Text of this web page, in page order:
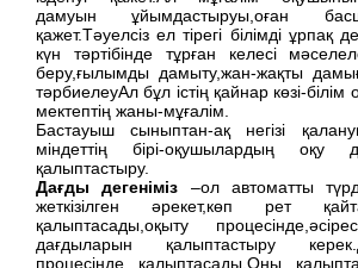
дамуын ұйымдастыруы,оған
қажет.Тәуелсіз ел тірегі білімді ұрпақ
күн тәртібінде тұрған келесі
беру,ғылымды дамыту,жан-жақты
тәрбиелеуАл бұл істің қайнар көзі-
мектептің жаны-мұғалім.
Бастауыш сыныптан-ақ негізі
міндеттің бірі-оқушылардың оқу
қалыптастыру.
Дағды дегеніміз –ол автоматты
жеткізілген әрекет,көп рет
қалыптасады,оқыту
дағдыларын қалыптастыру
процесінде қалыптасады.Оны